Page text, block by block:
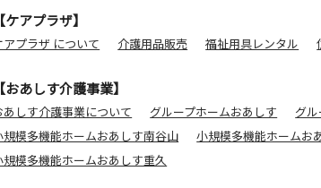
ケアプラザ】
アプラザ について 介護用品販売 福祉用具レンタル
おあしす介護事業】
あしす介護事業について グループホームおあしす
グ
規模多機能ホームおあしす南谷山
小規模多機能ホームお
規模多機能ホームおあしす重久